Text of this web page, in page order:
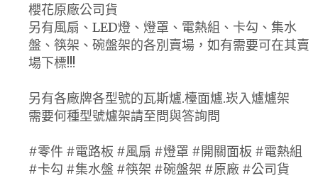
櫻花原廠公司貨
另有風扇、LED燈、燈罩、電熱組、卡勾、集水
盤、筷架、碗盤架的各別賣場，如有需要可在其賣
場下標!!!
另有各廠牌各型號的瓦斯爐.檯面爐.崁入爐爐架
需要何種型號爐架請至問與答詢問
#零件 #電路板 #風扇 #燈罩 #開關面板 #電熱組
#卡勾 #集水盤 #筷架 #碗盤架 #原廠 #公司貨